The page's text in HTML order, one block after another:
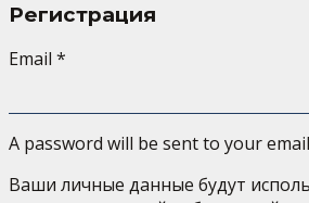
Регистрация
Email *
A password will be sent to your
Ваши личные данные будут